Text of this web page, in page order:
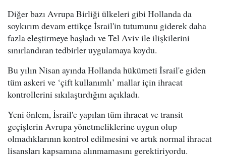
Diğer bazı Avrupa Birliği ülkeleri gibi Hollanda da
soykırım devam ettikçe İsrail'in tutumunu giderek daha
fazla eleştirmeye başladı ve Tel Aviv ile ilişkilerini
sınırlandıran tedbirler uygulamaya koydu.
Bu yılın Nisan ayında Hollanda hükümeti İsrail'e giden
tüm askeri ve ‘çift kullanımlı’ mallar için ihracat
kontrollerini sıkılaştırdığını açıkladı.
Yeni önlem, İsrail'e yapılan tüm ihracat ve transit
geçişlerin Avrupa yönetmeliklerine uygun olup
olmadıklarının kontrol edilmesini ve artık normal ihracat
lisansları kapsamına alınmamasını gerektiriyordu.